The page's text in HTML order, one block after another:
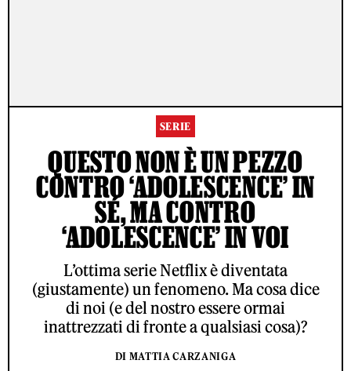
SERIE
QUESTO NON È UN PEZZO
CONTRO ‘ADOLESCENCE’ IN
SÉ, MA CONTRO
‘ADOLESCENCE’ IN VOI
L’ottima serie Netflix è diventata
(giustamente) un fenomeno. Ma cosa dice
di noi (e del nostro essere ormai
inattrezzati di fronte a qualsiasi cosa)?
DI MATTIA CARZANIGA